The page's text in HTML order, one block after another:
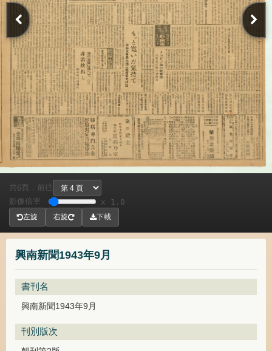
興南新聞1943年9月
書刊名
興南新聞1943年9月
刊別版次
共 6頁， 前往
影像倍率
x 1.0
左旋 右旋 下載